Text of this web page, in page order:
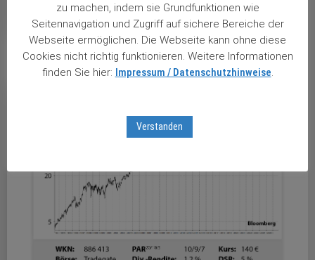
weiterlesen ...
zu machen, indem sie Grundfunktionen wie
Seitennavigation und Zugriff auf sichere Bereiche der
Webseite ermöglichen. Die Webseite kann ohne diese
Cookies nicht richtig funktionieren. Weitere Informationen
finden Sie hier: Impressum / Datenschutzhinweise.
Verstanden